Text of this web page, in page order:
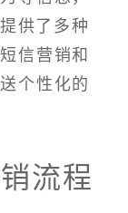
供了多种
信营销和
个性化的
流程